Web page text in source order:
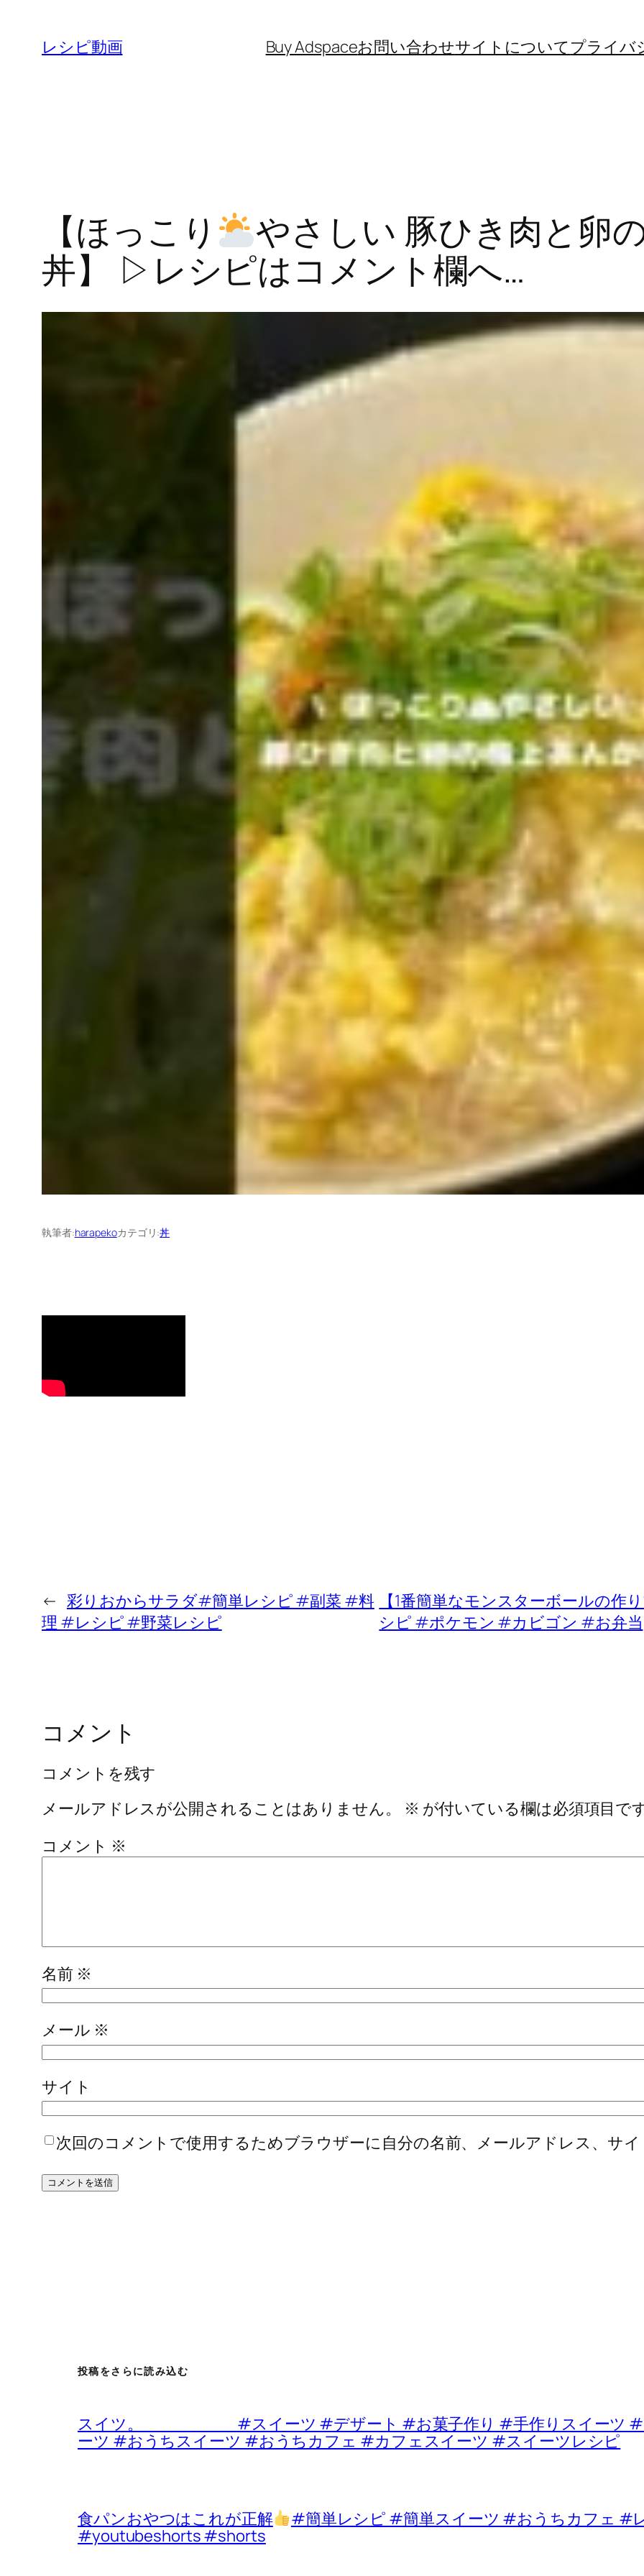
レシピ動画 Buy Adspaceお問い合わせサイトについてプライバ
【ほっこり
やさしい 豚ひき肉と卵
丼】 ▷レシピはコメント欄へ…
執筆者:harapekoカテゴリ:丼
← 彩りおからサラダ#簡単レシピ #副菜 #料
理 #レシピ #野菜レシピ
【1番簡単なモンスターボールの
シピ #ポケモン #カビゴン #お弁当
コメント
コメントを残す
メールアドレスが公開されることはありません。
※ が付いている欄は必須項目で
コメント ※
名前 ※
メール ※
サイト
次回のコメントで使用するためブラウザーに自分の名前、メールアドレス、サ
投稿をさらに読み込む
スイツ。 #スイーツ #デザート #お菓子作り #手作りスイーツ #
ーツ #おうちスイーツ #おうちカフェ #カフェスイーツ #スイーツレシピ
食パンおやつはこれが正解
#簡単レシピ #簡単スイーツ #おうちカフェ #
#youtubeshorts #shorts